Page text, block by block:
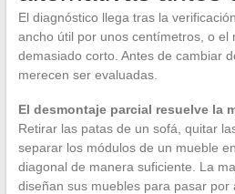
El diagnóstico llega tras la
ancho útil por unos centímetros, o el
demasiado corto. Antes de cambiar
merecen ser evaluadas.
El desmontaje parcial resuelve la
Retirar las patas de un sofá, quitar
separar los módulos de un mueble
diagonal de manera suficiente. La
diseñan sus muebles para pasar por